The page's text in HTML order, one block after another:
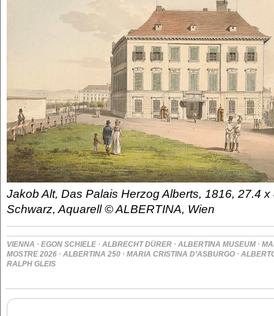
Jakob Alt, Das Palais Herzog Alberts, 1816, 27.4
Schwarz, Aquarell © ALBERTINA, Wien
VIENNA · EGON SCHIELE · ALBRECHT DÜRER · ALBERTINA MUSEUM ·
MOSTRE 2026 · ALBERTINA 250 · MARIA CRISTINA D’ASBURGO ·
RALPH GLEIS